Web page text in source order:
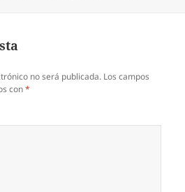
no será publicada. Los campos
con*